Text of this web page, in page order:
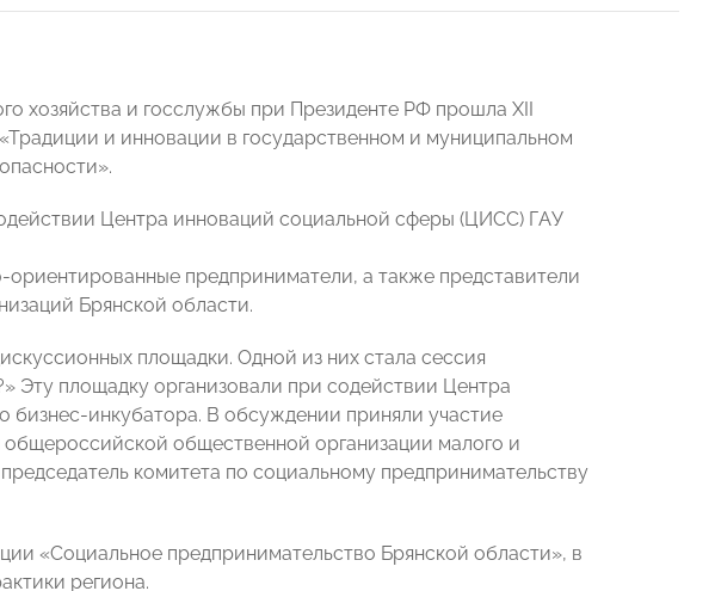
хозяйства и госслужбы при Президенте РФ прошла XII
и инновации в государственном и муниципальном
Центра инноваций социальной сферы (ЦИСС) ГАУ
предприниматели, а также представители
Брянской области.
площадки. Одной из них стала сессия
Эту площадку организовали при содействии Центра
бизнес-инкубатора. В обсуждении приняли участие
общероссийской общественной организации малого и
комитета по социальному предпринимательству
«Социальное предпринимательство Брянской области», в
региона.